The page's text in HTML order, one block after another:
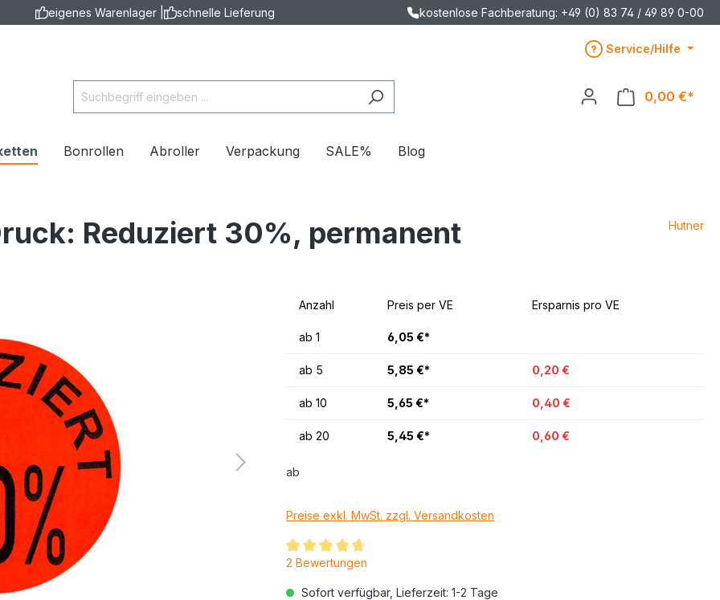
eigenes Warenlager | schnelle Lieferung kostenlose Fachberatung: +49 (0) 83 74 / 49 89 0-00
Service/Hilfe
0,00 €*
Bonrollen Abroller Verpackung SALE% Blog
Reduziert 30%, permanent Hutner
Anzahl Preis per VE Ersparnis pro VE
ab 1 6,05 €*
ab 5 5,85 €* 0,20 €
ab 10 5,65 €* 0,40 €
ab 20 5,45 €* 0,60 €
ab
Preise exkl. MwSt. zzgl. Versandkosten
2 Bewertungen
Sofort verfügbar, Lieferzeit: 1-2 Tage